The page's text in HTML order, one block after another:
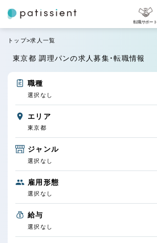
転職サポート
トップ 求人一覧
東京都 調理パンの求人募集・転職情報
職種
選択なし
エリア
東京都
ジャンル
選択なし
雇用形態
選択なし
給与
選択なし